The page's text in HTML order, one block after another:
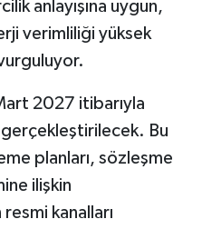
anlayışına uygun,
verimliliği yüksek
2027 itibarıyla
Bu
planları, sözleşme
ilişkin
kanalları